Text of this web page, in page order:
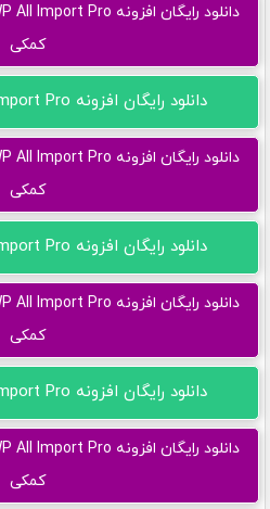
کمکی
دانلود رایگان افزونه WP All Import Pro نسخه 4.11.6
کمکی
دانلود رایگان افزونه WP All Import Pro نسخه 4.11.5
کمکی
دانلود رایگان افزونه WP All Import Pro نسخه 4.11.3
کمکی